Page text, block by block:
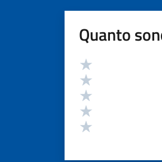
Quanto
Valutazione